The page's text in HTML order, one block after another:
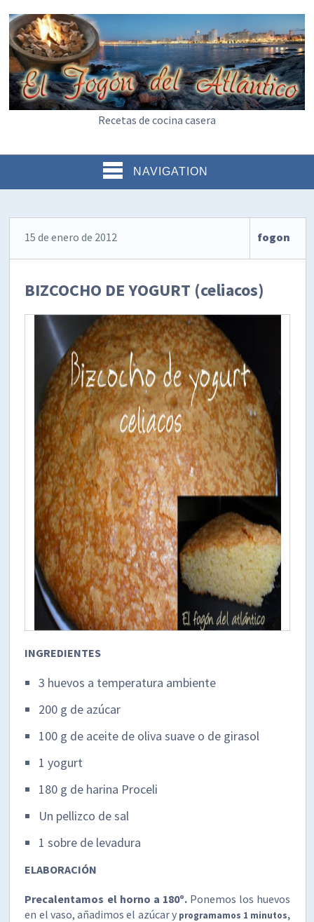
Recetas de cocina casera
NAVIGATION
15 de enero de 2012 fogon
BIZCOCHO DE YOGURT (celiacos)
INGREDIENTES
3 huevos a temperatura ambiente
200 g de azúcar
100 g de aceite de oliva suave o de girasol
1 yogurt
180 g de harina Proceli
Un pellizco de sal
1 sobre de levadura
ELABORACIÓN
Precalentamos el horno a 180º. Ponemos los huevos
en el vaso, añadimos el azúcar y programamos 1 minutos,